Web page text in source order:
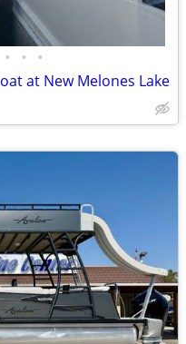
• • •
at New Melones Lake